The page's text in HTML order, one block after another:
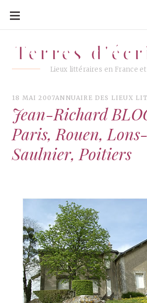
ALLER
CONTENU
Terres
Lieux littéraires en France
Terres
18 MAI 2007ANNUAIRE DES LIEUX
Jean-Richard
Paris, Rouen,
Saulnier, Poitiers